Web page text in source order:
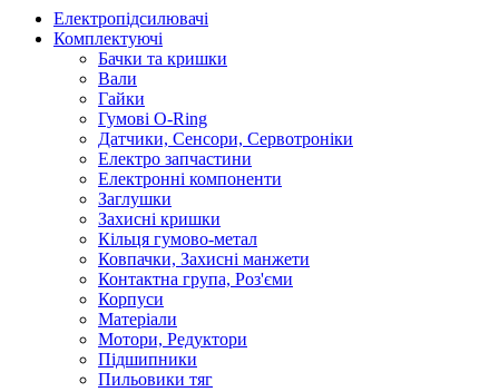
Електропідсилювачі
Комплектуючі
Бачки та кришки
Вали
Гайки
Гумові O-Ring
Датчики, Сенсори, Сервотроніки
Електро запчастини
Електронні компоненти
Заглушки
Захисні кришки
Кільця гумово-метал
Ковпачки, Захисні манжети
Контактна група, Роз'єми
Корпуси
Матеріали
Мотори, Редуктори
Підшипники
Пильовики тяг